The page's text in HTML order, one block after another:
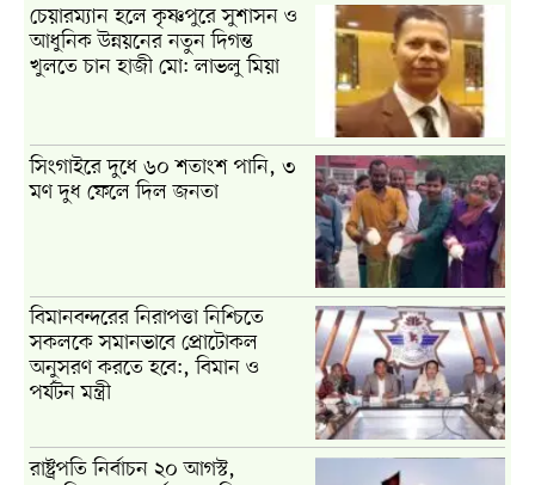
চেয়ারম্যান হলে কৃষ্ণপুরে সুশাসন ও
আধুনিক উন্নয়নের নতুন দিগন্ত
খুলতে চান হাজী মো: লাভলু মিয়া
সিংগাইরে দুধে ৬০ শতাংশ পানি, ৩
মণ দুধ ফেলে দিল জনতা
বিমানবন্দরের নিরাপত্তা নিশ্চিতে
সকলকে সমানভাবে প্রোটোকল
অনুসরণ করতে হবে:, বিমান ও
পর্যটন মন্ত্রী
রাষ্ট্রপতি নির্বাচন ২০ আগস্ট,